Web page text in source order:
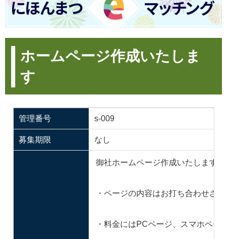
ホームページ作成いたしま
す
管理番号 s-009
募集期限 なし
御社ホームページ作成いたします。
・ページの内容はお打ち合わせさ
・料金にはPCページ、スマホペー